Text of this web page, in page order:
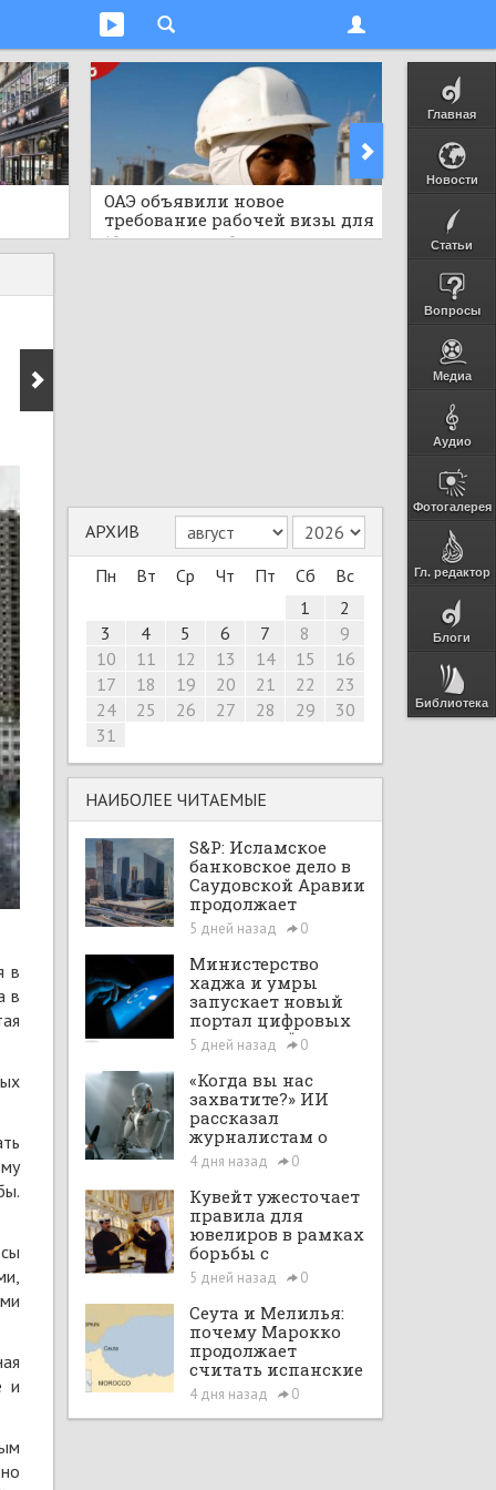
Главная
Новости
Статьи
Вопросы
Медиа
Аудио
Фотогалерея
Гл. редактор
Блоги
Библиотека
ОАЭ объявили новое
требование рабочей визы для
африканской страны,
10 часов назад 0
тигр
дикую
10 часов
в
в
и
АРХИВ
Пн
Вт Ср Чт Пт Сб
Вс
1
2
3
4 5 6 7 8
9
10
11 12 13 14 15
16
17
18 19 20 21 22
23
24
25 26 27 28 29
30
31
НАИБОЛЕЕ ЧИТАЕМЫЕ
S&P: Исламское
банковское дело в
Саудовской Аравии
продолжает
расширяться при
поддержке Vision
2030 и рыночных
реформ
5 дней назад 0
Министерство
хаджа и умры
запускает новый
портал цифровых
интеграций
5 дней назад 0
«Когда вы нас
захватите?» ИИ
рассказал
журналистам о
планах по
покорению мира в
большом интервью
с ChatGPT
4 дня назад 0
Кувейт ужесточает
правила для
ювелиров в рамках
борьбы с
отмыванием денег
5 дней назад 0
Сеута и Мелилья:
почему Марокко
продолжает
считать испанские
анклавы своими
территориями
4 дня назад 0